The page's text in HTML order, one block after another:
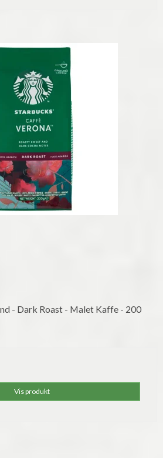
- Dark Roast - Malet Kaffe - 200
Vis produkt